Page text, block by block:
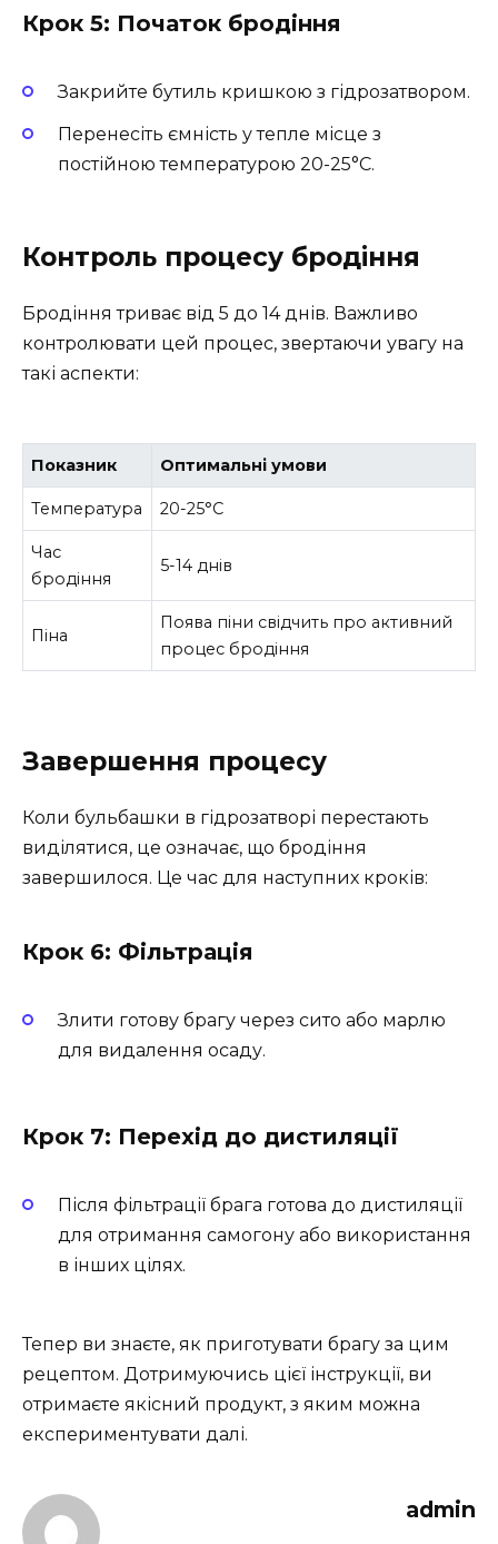
Крок 5: Початок бродіння
Закрийте бутиль кришкою з гідрозатвором.
Перенесіть ємність у тепле місце з
постійною температурою 20-25°C.
Контроль процесу бродіння
Бродіння триває від 5 до 14 днів. Важливо
контролювати цей процес, звертаючи увагу на
такі аспекти:
Показник Оптимальні умови
Температура 20-25°C
Час
бродіння
5-14 днів
Піна
Поява піни свідчить про активний
процес бродіння
Завершення процесу
Коли бульбашки в гідрозатворі перестають
виділятися, це означає, що бродіння
завершилося. Це час для наступних кроків:
Крок 6: Фільтрація
Злити готову брагу через сито або марлю
для видалення осаду.
Крок 7: Перехід до дистиляції
Після фільтрації брага готова до дистиляції
для отримання самогону або використання
в інших цілях.
Тепер ви знаєте, як приготувати брагу за цим
рецептом. Дотримуючись цієї інструкції, ви
отримаєте якісний продукт, з яким можна
експериментувати далі.
admin